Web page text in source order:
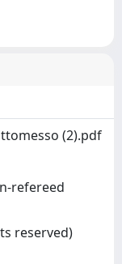
(2).pdf
refereed
reserved)